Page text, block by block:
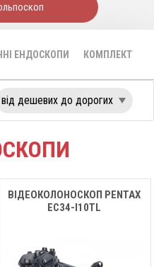
ЕНДОСКОПИ
ВІДЕОКОЛОНОСКОП PENTAX
EC34-I10TL